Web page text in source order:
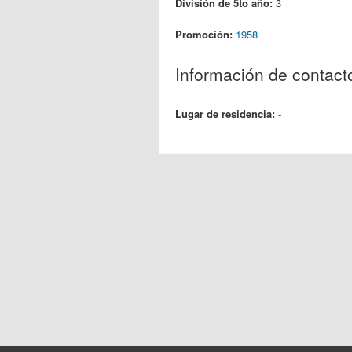
Promoción: 1958
Información de
Lugar de residencia: -